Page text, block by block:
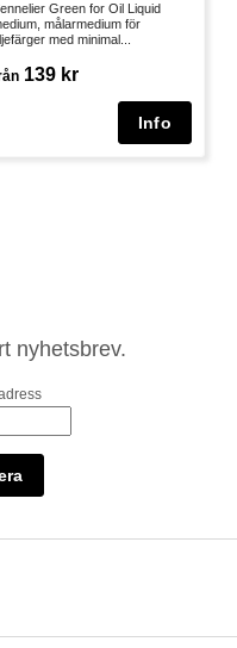
Green for Oil Liquid
målarmedium för
med minimal...
139 kr
nyhetsbrev.